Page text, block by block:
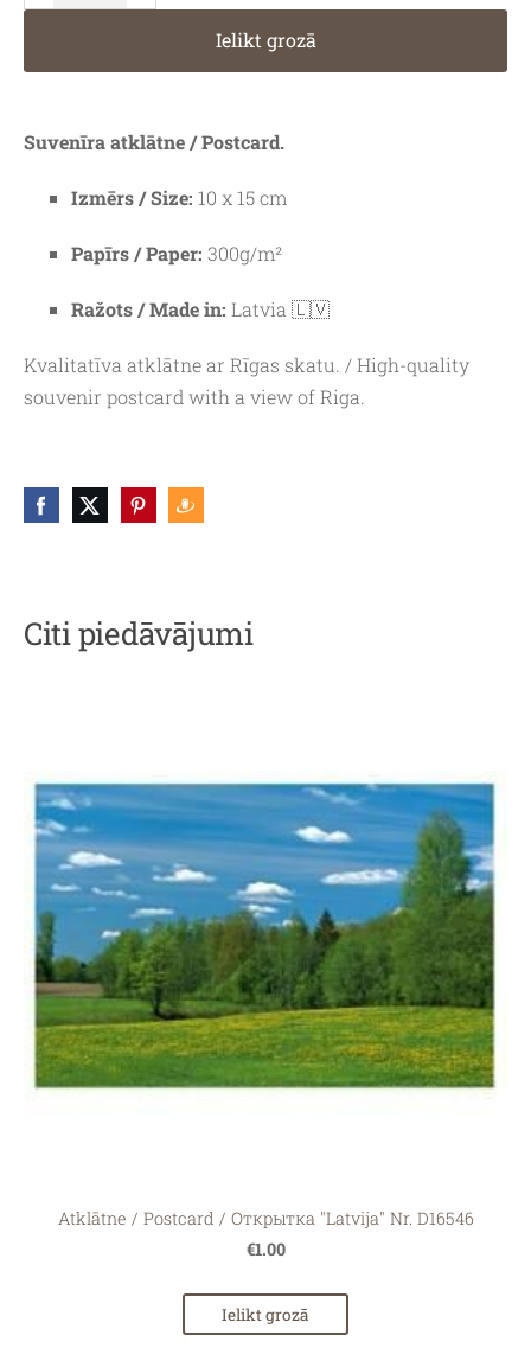
Ielikt grozā
Suvenīra atklātne / Postcard.
Izmērs / Size: 10 x 15 cm
Papīrs / Paper: 300g/m²
Ražots / Made in: Latvia 🇱🇻
Kvalitatīva atklātne ar Rīgas skatu. / High-quality
souvenir postcard with a view of Riga.
Citi piedāvājumi
Atklātne / Postcard / Открытка "Latvija" Nr. D16546
€1.00
Ielikt grozā